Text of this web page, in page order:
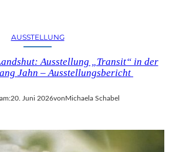
AUSSTELLUNG
Ausstellung „Transit“ in der
Jahn – Ausstellungsbericht
20. Juni 2026vonMichaela Schabel